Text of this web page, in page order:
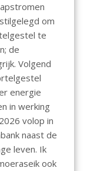
om
te
de
Volgend
energie
in werking
volop in
naast de
leven. Ik
ook